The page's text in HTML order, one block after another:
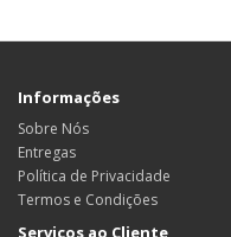
Informações
Sobre Nós
Entregas
Política de Privacidade
Termos e Condições
Serviços ao Cliente